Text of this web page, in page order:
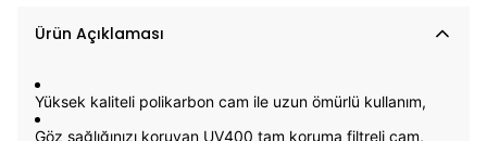
Ürün Açıklaması
Yüksek kaliteli polikarbon cam ile uzun ömürlü kullanım,
Göz sağlığınızı koruyan UV400 tam koruma filtreli cam,